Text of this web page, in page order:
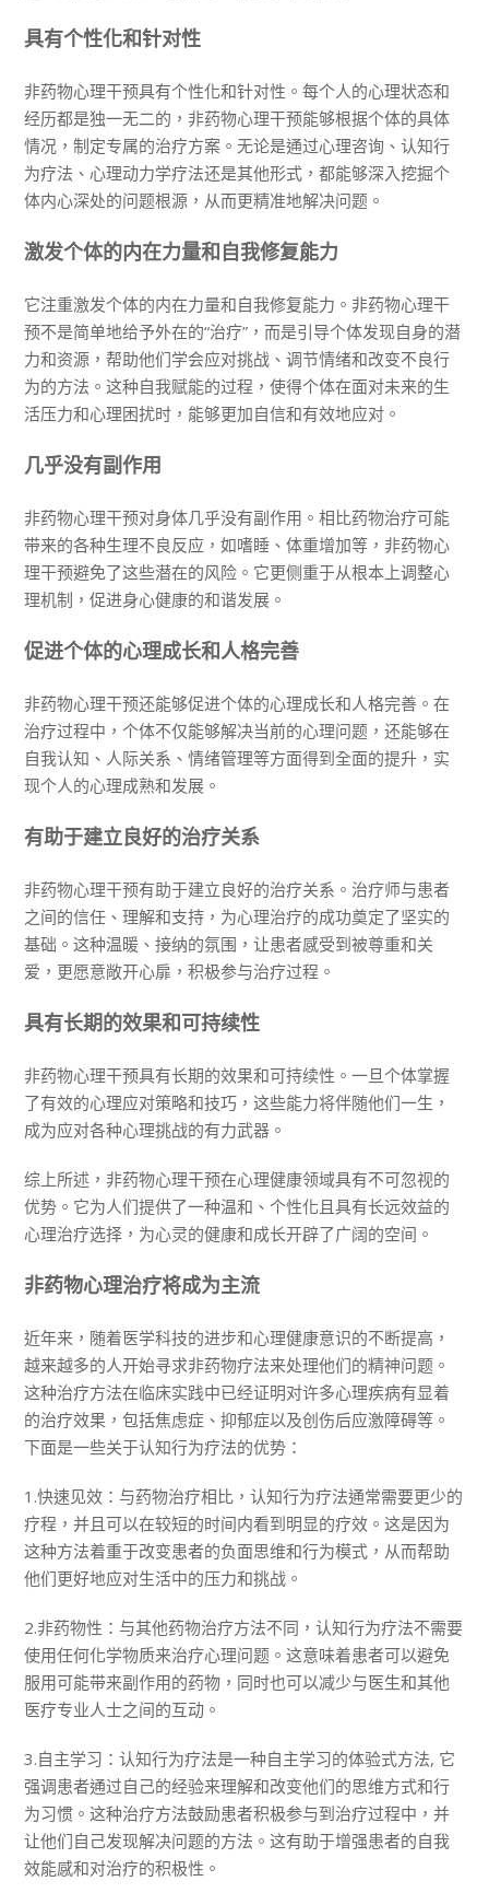
具有个性化和针对性
非药物心理干预具有个性化和针对性。每个人的心理状态和
经历都是独一无二的，非药物心理干预能够根据个体的具体
情况，制定专属的治疗方案。无论是通过心理咨询、认知行
为疗法、心理动力学疗法还是其他形式，都能够深入挖掘个
体内心深处的问题根源，从而更精准地解决问题。
激发个体的内在力量和自我修复能力
它注重激发个体的内在力量和自我修复能力。非药物心理干
预不是简单地给予外在的“治疗”，而是引导个体发现自身的潜
力和资源，帮助他们学会应对挑战、调节情绪和改变不良行
为的方法。这种自我赋能的过程，使得个体在面对未来的生
活压力和心理困扰时，能够更加自信和有效地应对。
几乎没有副作用
非药物心理干预对身体几乎没有副作用。相比药物治疗可能
带来的各种生理不良反应，如嗜睡、体重增加等，非药物心
理干预避免了这些潜在的风险。它更侧重于从根本上调整心
理机制，促进身心健康的和谐发展。
促进个体的心理成长和人格完善
非药物心理干预还能够促进个体的心理成长和人格完善。在
治疗过程中，个体不仅能够解决当前的心理问题，还能够在
自我认知、人际关系、情绪管理等方面得到全面的提升，实
现个人的心理成熟和发展。
有助于建立良好的治疗关系
非药物心理干预有助于建立良好的治疗关系。治疗师与患者
之间的信任、理解和支持，为心理治疗的成功奠定了坚实的
基础。这种温暖、接纳的氛围，让患者感受到被尊重和关
爱，更愿意敞开心扉，积极参与治疗过程。
具有长期的效果和可持续性
非药物心理干预具有长期的效果和可持续性。一旦个体掌握
了有效的心理应对策略和技巧，这些能力将伴随他们一生，
成为应对各种心理挑战的有力武器。
综上所述，非药物心理干预在心理健康领域具有不可忽视的
优势。它为人们提供了一种温和、个性化且具有长远效益的
心理治疗选择，为心灵的健康和成长开辟了广阔的空间。
非药物心理治疗将成为主流
近年来，随着医学科技的进步和心理健康意识的不断提高，
越来越多的人开始寻求非药物疗法来处理他们的精神问题。
这种治疗方法在临床实践中已经证明对许多心理疾病有显着
的治疗效果，包括焦虑症、抑郁症以及创伤后应激障碍等。
下面是一些关于认知行为疗法的优势：
1.快速见效：与药物治疗相比，认知行为疗法通常需要更少的
疗程，并且可以在较短的时间内看到明显的疗效。这是因为
这种方法着重于改变患者的负面思维和行为模式，从而帮助
他们更好地应对生活中的压力和挑战。
2.非药物性：与其他药物治疗方法不同，认知行为疗法不需要
使用任何化学物质来治疗心理问题。这意味着患者可以避免
服用可能带来副作用的药物，同时也可以减少与医生和其他
医疗专业人士之间的互动。
3.自主学习：认知行为疗法是一种自主学习的体验式方法, 它
强调患者通过自己的经验来理解和改变他们的思维方式和行
为习惯。这种治疗方法鼓励患者积极参与到治疗过程中，并
让他们自己发现解决问题的方法。这有助于增强患者的自我
效能感和对治疗的积极性。